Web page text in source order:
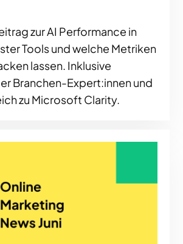
zur AI Performance in
Tools und welche Metriken
lassen. Inklusive
Branchen-Expert:innen und
zu Microsoft Clarity.